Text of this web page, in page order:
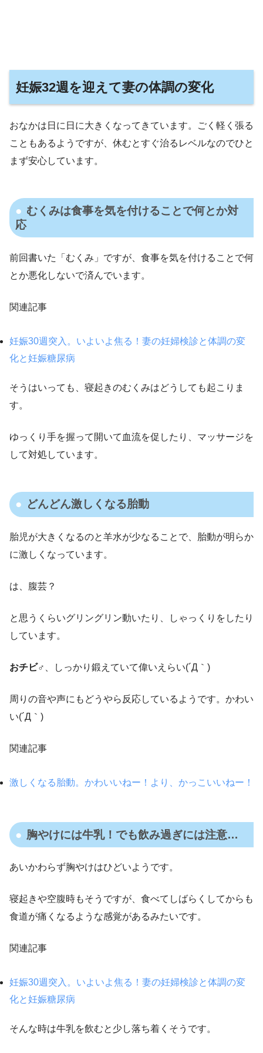
妊娠32週を迎えて妻の体調の変化
おなかは日に日に大きくなってきています。ごく軽く張る
こともあるようですが、休むとすぐ治るレベルなのでひと
まず安心しています。
むくみは食事を気を付けることで何とか対
応
前回書いた「むくみ」ですが、食事を気を付けることで何
とか悪化しないで済んでいます。
関連記事
妊娠30週突入。いよいよ焦る！妻の妊婦検診と体調の変
化と妊娠糖尿病
そうはいっても、寝起きのむくみはどうしても起こりま
す。
ゆっくり手を握って開いて血流を促したり、マッサージを
して対処しています。
どんどん激しくなる胎動
胎児が大きくなるのと羊水が少なることで、胎動が明らか
に激しくなっています。
は、腹芸？
と思うくらいグリングリン動いたり、しゃっくりをしたり
しています。
おチビ♂ 、しっかり鍛えていて偉いえらい(´Д｀)
周りの音や声にもどうやら反応しているようです。かわい
い(´Д｀)
関連記事
激しくなる胎動。かわいいねー！より、かっこいいねー！
胸やけには牛乳！でも飲み過ぎには注意…
あいかわらず胸やけはひどいようです。
寝起きや空腹時もそうですが、食べてしばらくしてからも
食道が痛くなるような感覚があるみたいです。
関連記事
妊娠30週突入。いよいよ焦る！妻の妊婦検診と体調の変
化と妊娠糖尿病
そんな時は牛乳を飲むと少し落ち着くそうです。